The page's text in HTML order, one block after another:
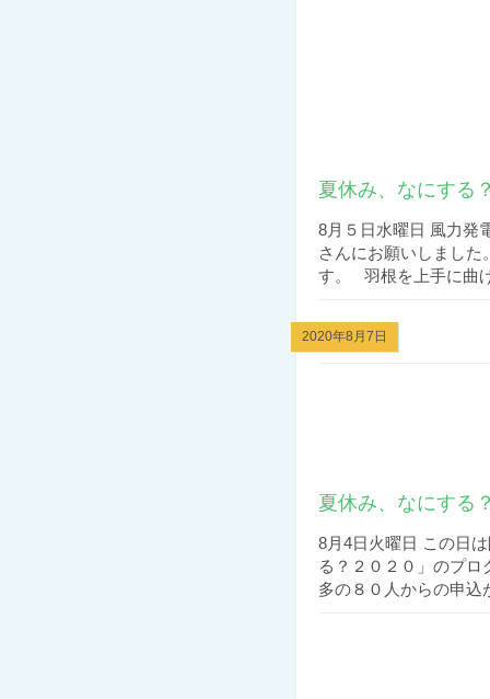
夏休み、なにする
8月５日水曜日 風力発
さんにお願いしまし
す。 羽根を上手に曲
2020年8月7日
夏休み、なにす
8月4日火曜日 この日
る？２０２０」のプ
多の８０人からの申込